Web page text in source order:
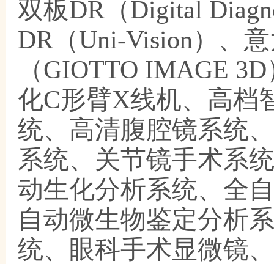
双板DR（Digital
DR（Uni-Vision）、
（GIOTTO IMAGE
化C形臂X线机、高档
统、高清腹腔镜系统
系统、关节镜手术系
动生化分析系统、全
自动微生物鉴定分析
统、眼科手术显微镜